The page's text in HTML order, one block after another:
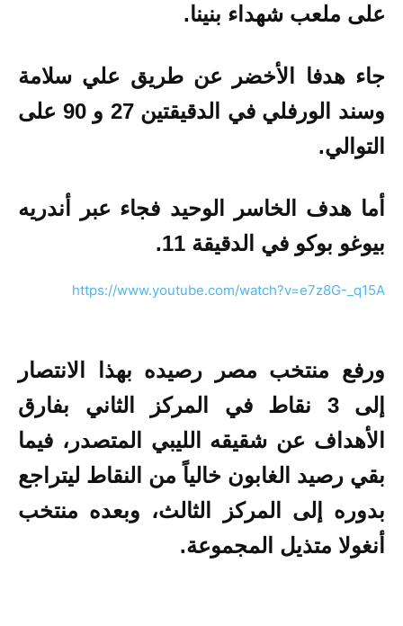
على ملعب شهداء بنينا.
جاء هدفا الأخضر عن طريق علي سلامة
وسند الورفلي في الدقيقتين 27 و 90 على
التوالي.
أما هدف الخاسر الوحيد فجاء عبر أندريه
بيوغو بوكو في الدقيقة 11.
https://www.youtube.com/watch?v=e7z8G-_q15A
ورفع منتخب مصر رصيده بهذا الانتصار
إلى 3 نقاط في المركز الثاني بفارق
الأهداف عن شقيقه الليبي المتصدر، فيما
بقي رصيد الغابون خالياً من النقاط ليتراجع
بدوره إلى المركز الثالث، وبعده منتخب
أنغولا متذيل المجموعة.